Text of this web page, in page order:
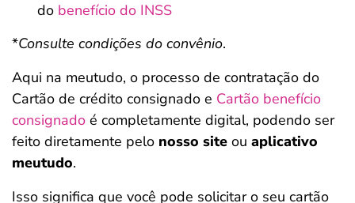
do benefício do INSS
*Consulte condições do convênio.
Aqui na meutudo, o processo de contratação do
Cartão de crédito consignado e Cartão benefício
consignado é completamente digital, podendo ser
feito diretamente pelo nosso site ou aplicativo
meutudo.
Isso significa que você pode solicitar o seu cartão